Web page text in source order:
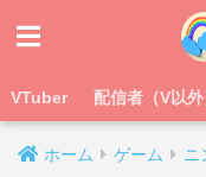
VTuber 配信者（V以外
ホーム ゲーム ニ